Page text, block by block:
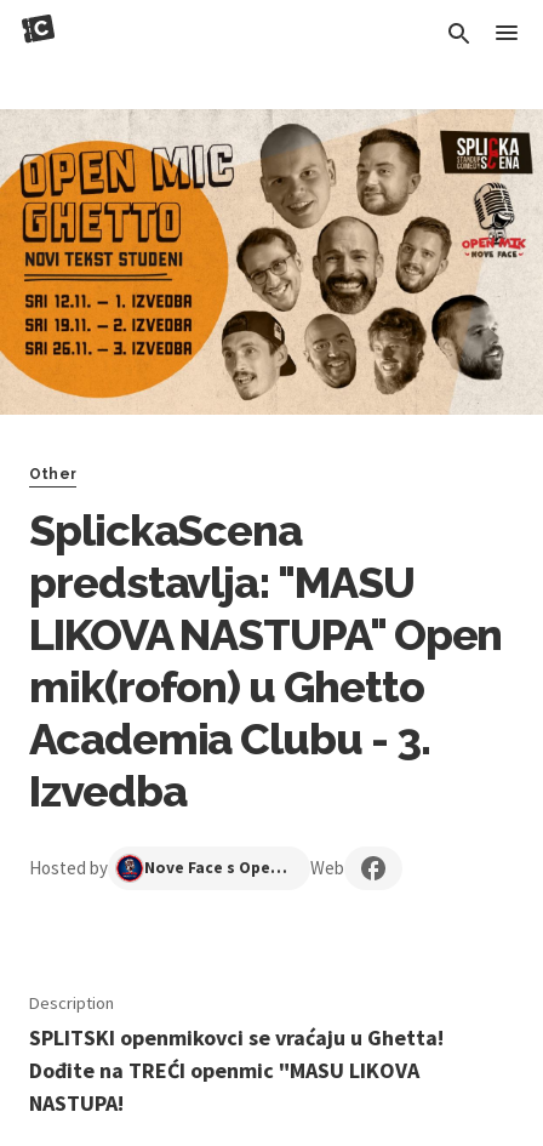
Other
SplickaScena
predstavlja: "MASU
LIKOVA NASTUPA" Open
mik(rofon) u Ghetto
Academia Clubu - 3.
Izvedba
Hosted by Nove Face s Open Mika Web
Description
SPLITSKI openmikovci se vraćaju u Ghetta!
Dođite na TREĆI openmic "MASU LIKOVA
NASTUPA!